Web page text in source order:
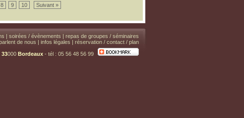
8 9 10 Suivant »
| soirées / évènements | repas de groupes / séminaires
de nous | infos légales | réservation / contact / plan
33000 Bordeaux - tél : 05 56 48 56 99